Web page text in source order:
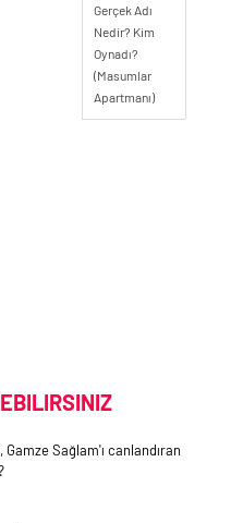
Gerçek Adı
Nedir? Kim
Oynadı?
(Masumlar
Apartmanı)
Sağlam'ı canlandıran